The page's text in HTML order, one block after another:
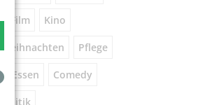
Film Kino
Weihnachten Pflege
Essen Comedy
Politik